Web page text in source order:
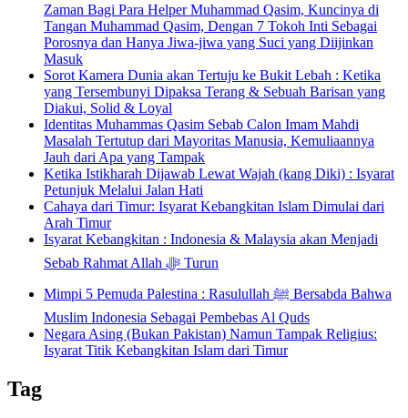
Zaman Bagi Para Helper Muhammad Qasim, Kuncinya di
Tangan Muhammad Qasim, Dengan 7 Tokoh Inti Sebagai
Porosnya dan Hanya Jiwa-jiwa yang Suci yang Diijinkan
Masuk
Sorot Kamera Dunia akan Tertuju ke Bukit Lebah : Ketika
yang Tersembunyi Dipaksa Terang & Sebuah Barisan yang
Diakui, Solid & Loyal
Identitas Muhammas Qasim Sebab Calon Imam Mahdi
Masalah Tertutup dari Mayoritas Manusia, Kemuliaannya
Jauh dari Apa yang Tampak
Ketika Istikharah Dijawab Lewat Wajah (kang Diki) : Isyarat
Petunjuk Melalui Jalan Hati
Cahaya dari Timur: Isyarat Kebangkitan Islam Dimulai dari
Arah Timur
Isyarat Kebangkitan : Indonesia & Malaysia akan Menjadi
Sebab Rahmat Allah ﷻ Turun
Mimpi 5 Pemuda Palestina : Rasulullah ﷺ Bersabda Bahwa
Muslim Indonesia Sebagai Pembebas Al Quds
Negara Asing (Bukan Pakistan) Namun Tampak Religius:
Isyarat Titik Kebangkitan Islam dari Timur
Tag